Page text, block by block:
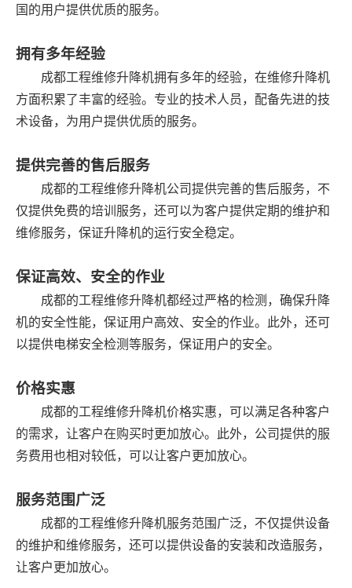
国的用户提供优质的服务。
拥有多年经验
成都工程维修升降机拥有多年的经验，在维修升降机
方面积累了丰富的经验。专业的技术人员，配备先进的技
术设备，为用户提供优质的服务。
提供完善的售后服务
成都的工程维修升降机公司提供完善的售后服务，不
仅提供免费的培训服务，还可以为客户提供定期的维护和
维修服务，保证升降机的运行安全稳定。
保证高效、安全的作业
成都的工程维修升降机都经过严格的检测，确保升降
机的安全性能，保证用户高效、安全的作业。此外，还可
以提供电梯安全检测等服务，保证用户的安全。
价格实惠
成都的工程维修升降机价格实惠，可以满足各种客户
的需求，让客户在购买时更加放心。此外，公司提供的服
务费用也相对较低，可以让客户更加放心。
服务范围广泛
成都的工程维修升降机服务范围广泛，不仅提供设备
的维护和维修服务，还可以提供设备的安装和改造服务，
让客户更加放心。